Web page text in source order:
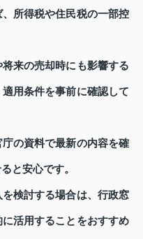
所得税や住民税の一部控
来の売却時にも影響する
用条件を事前に確認して
の資料で最新の内容を確
と安心です。
検討する場合は、行政窓
活用することをおすすめ